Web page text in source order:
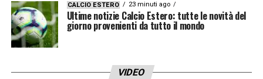
CALCIO ESTERO 23 minuti ago
Ultime notizie Calcio Estero: tutte le novità del
giorno provenienti da tutto il mondo
VIDEO